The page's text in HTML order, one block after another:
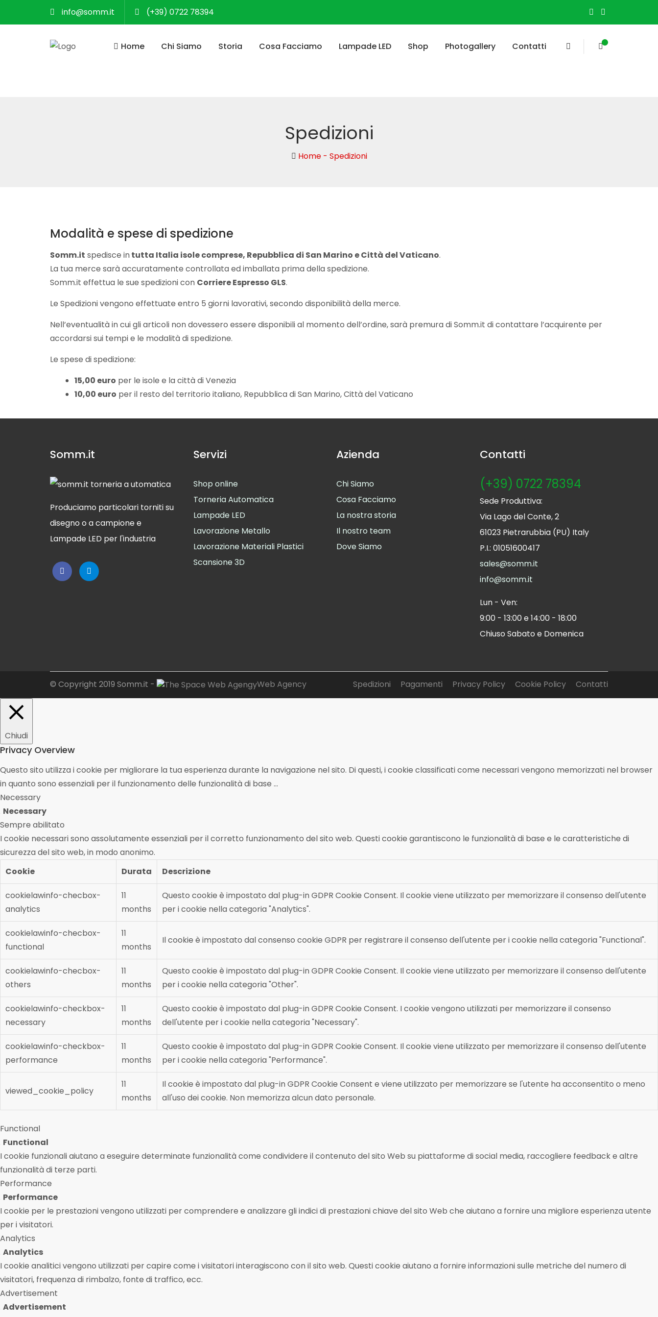
info@somm.it (+39) 0722 78394
Home Chi Siamo Storia Cosa Facciamo Lampade LED Shop Photogallery Contatti
Spedizioni
Home- Spedizioni
Modalità e spese di spedizione
Somm.it spedisce intutta Italia isole comprese, Repubblica di San Marino e Città del Vaticano.
La tua merce sarà accuratamente controllata ed imballata prima della spedizione.
Somm.it effettua le sue spedizioni con Corriere Espresso GLS.
Le Spedizioni vengono effettuate entro 5 giorni lavorativi, secondo disponibilità della merce.
Nell’eventualità in cui gli articoli non dovessero essere disponibili al momento dell’ordine, sarà premura di Somm.it di contattare l’acquirente per
accordarsi sui tempi e le modalità di spedizione.
Le spese di spedizione:
15,00 euro per le isole e la città di Venezia
10,00 euro per il resto del territorio italiano, Repubblica di San Marino, Città del Vaticano
Somm.it
Produciamo particolari torniti su
disegno o a campione e
Lampade LED per l'industria
Servizi
Shop online
Torneria Automatica
Lampade LED
Lavorazione Metallo
Lavorazione Materiali Plastici
Scansione 3D
Azienda
Chi Siamo
Cosa Facciamo
La nostra storia
Il nostro team
Dove Siamo
Contatti
(+39) 0722 78394
Sede Produttiva:
Via Lago del Conte, 2
61023 Pietrarubbia (PU) Italy
P.I.: 01051600417
sales@somm.it
info@somm.it
Lun - Ven:
9:00 - 13:00 e 14:00 - 18:00
Chiuso Sabato e Domenica
© Copyright 2019 Somm.it - Web Agency Spedizioni Pagamenti Privacy Policy Cookie Policy Contatti
Chiudi
Privacy Overview
Questo sito utilizza i cookie per migliorare la tua esperienza durante la navigazione nel sito. Di questi, i cookie classificati come necessari vengono memorizzati nel browser
in quanto sono essenziali per il funzionamento delle funzionalità di base ...
Necessary
Necessary
Sempre abilitato
I cookie necessari sono assolutamente essenziali per il corretto funzionamento del sito web. Questi cookie garantiscono le funzionalità di base e le caratteristiche di
sicurezza del sito web, in modo anonimo.
Cookie
Durata Descrizione
cookielawinfo-checbox-
analytics
11
months
Questo cookie è impostato dal plug-in GDPR Cookie Consent. Il cookie viene utilizzato per memorizzare il consenso dell'utente
per i cookie nella categoria "Analytics".
cookielawinfo-checbox-
functional
11
months
Il cookie è impostato dal consenso cookie GDPR per registrare il consenso dell'utente per i cookie nella categoria "Functional".
cookielawinfo-checbox-
others
11
months
Questo cookie è impostato dal plug-in GDPR Cookie Consent. Il cookie viene utilizzato per memorizzare il consenso dell'utente
per i cookie nella categoria "Other".
cookielawinfo-checkbox-
necessary
11
months
Questo cookie è impostato dal plug-in GDPR Cookie Consent. I cookie vengono utilizzati per memorizzare il consenso
dell'utente per i cookie nella categoria "Necessary".
cookielawinfo-checkbox-
performance
11
months
Questo cookie è impostato dal plug-in GDPR Cookie Consent. Il cookie viene utilizzato per memorizzare il consenso dell'utente
per i cookie nella categoria "Performance".
viewed_cookie_policy
11
months
Il cookie è impostato dal plug-in GDPR Cookie Consent e viene utilizzato per memorizzare se l'utente ha acconsentito o meno
all'uso dei cookie. Non memorizza alcun dato personale.
Functional
Functional
I cookie funzionali aiutano a eseguire determinate funzionalità come condividere il contenuto del sito Web su piattaforme di social media, raccogliere feedback e altre
funzionalità di terze parti.
Performance
Performance
I cookie per le prestazioni vengono utilizzati per comprendere e analizzare gli indici di prestazioni chiave del sito Web che aiutano a fornire una migliore esperienza utente
per i visitatori.
Analytics
Analytics
I cookie analitici vengono utilizzati per capire come i visitatori interagiscono con il sito web. Questi cookie aiutano a fornire informazioni sulle metriche del numero di
visitatori, frequenza di rimbalzo, fonte di traffico, ecc.
Advertisement
Advertisement